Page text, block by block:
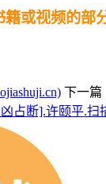
或视频的部
下一篇
占断].许颐平.扫